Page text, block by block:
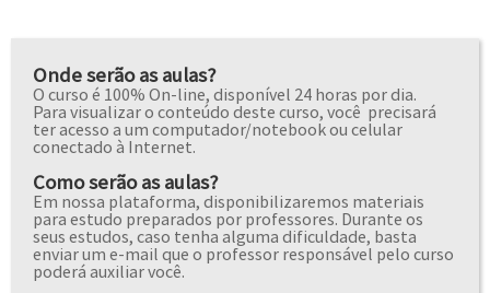
Onde serão as aulas?
O curso é 100% On-line, disponível 24 horas por dia.
Para visualizar o conteúdo deste curso, você precisará
ter acesso a um computador/notebook ou celular
conectado à Internet.
Como serão as aulas?
Em nossa plataforma, disponibilizaremos materiais
para estudo preparados por professores. Durante os
seus estudos, caso tenha alguma dificuldade, basta
enviar um e-mail que o professor responsável pelo curso
poderá auxiliar você.